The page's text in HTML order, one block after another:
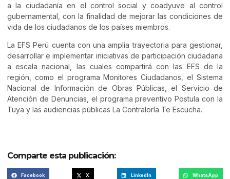
a la ciudadanía en el control social y coadyuve al control
gubernamental, con la finalidad de mejorar las condiciones de
vida de los ciudadanos de los países miembros.
La EFS Perú cuenta con una amplia trayectoria para gestionar,
desarrollar e implementar iniciativas de participación ciudadana
a escala nacional, las cuales compartirá con las EFS de la
región, como el programa Monitores Ciudadanos, el Sistema
Nacional de Información de Obras Públicas, el Servicio de
Atención de Denuncias, el programa preventivo Postula con la
Tuya y las audiencias públicas La Contraloría Te Escucha.
Comparte esta publicación:
Facebook X LinkedIn WhatsApp